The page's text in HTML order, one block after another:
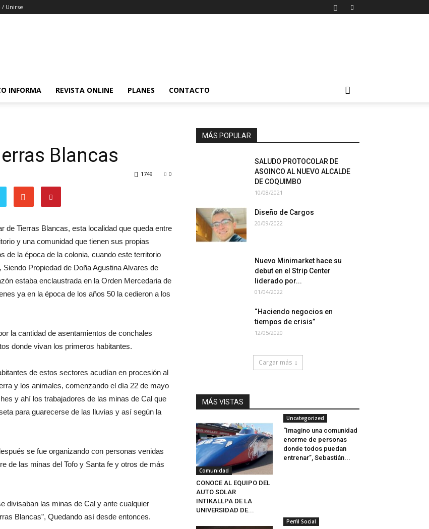
/ Unirse
INFORMA REVISTA ONLINE PLANES CONTACTO
Blancas
0
1749
de Tierras Blancas, esta localidad que queda entre
y una comunidad que tienen sus propias
de la época de la colonia, cuando este territorio
Propiedad de Doña Agustina Alvares de
estaba enclaustrada en la Orden Mercedaria de
ya en la época de los años 50 la cedieron a los
la cantidad de asentamientos de conchales
donde vivan los primeros habitantes.
de estos sectores acudían en procesión al
y los animales, comenzando el día 22 de mayo
y ahí los trabajadores de las minas de Cal que
para guarecerse de las lluvias y así según la
se fue organizando con personas venidas
de las minas del Tofo y Santa fe y otros de más
divisaban las minas de Cal y ante cualquier
Blancas”, Quedando así desde entonces.
MÁS POPULAR
SALUDO PROTOCOLAR DE
ASOINCO AL NUEVO ALCALDE
DE COQUIMBO
10/08/2021
Diseño de Cargos
20/09/2022
Nuevo Minimarket hace su
debut en el Strip Center
liderado por...
01/04/2022
“Haciendo negocios en
tiempos de crisis”
12/05/2020
Cargar más
MÁS VISTAS
Comunidad
CONOCE AL EQUIPO DEL
AUTO SOLAR
INTIKALLPA DE LA
UNIVERSIDAD DE...
Uncategorized
“Imagino una comunidad
enorme de personas
donde todos puedan
entrenar”, Sebastián...
Perfil Social